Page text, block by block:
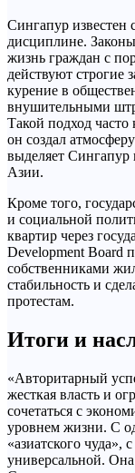
Сингапур
дисциплине.
жизнь граждан с
действуют строгие
курение в
внушительными
Такой подход
он создал
выделяет Сингапур
Азии.
Кроме того,
и социальной
квартир через
Development Board
собственниками
стабильность и
протестам.
Итоги и
«Авторитарный
жесткая власть и
сочетаться с
уровнем жизни. С
«азиатского чуда»,
универсальной.